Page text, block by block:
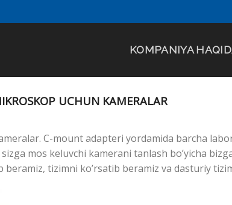
KOMPANIYA
UCHUN KAMERALAR
C-mount adapteri yordamida barcha
mos keluvchi kamerani tanlash bo’yicha
tizimni ko’rsatib beramiz va dasturiy